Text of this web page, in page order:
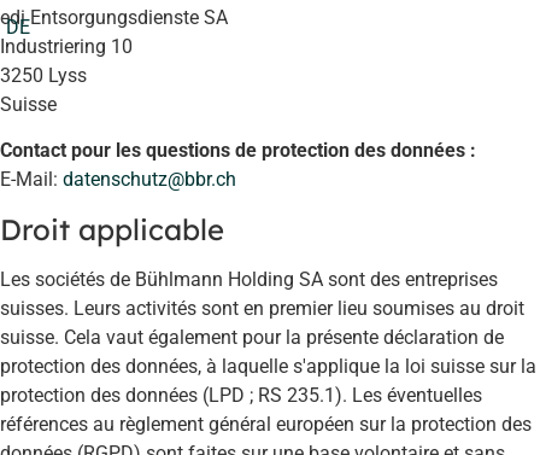
DE
edi Entsorgungsdienste SA
Industriering 10
3250 Lyss
Suisse
Contact pour les questions de protection des données :
E-Mail: datenschutz@bbr.ch
Droit applicable
Les sociétés de Bühlmann Holding SA sont des entreprises
suisses. Leurs activités sont en premier lieu soumises au droit
suisse. Cela vaut également pour la présente déclaration de
protection des données, à laquelle s'applique la loi suisse sur la
protection des données (LPD ; RS 235.1). Les éventuelles
références au règlement général européen sur la protection des